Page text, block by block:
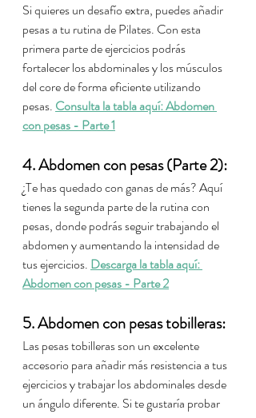
Si quieres un desafío extra, puedes añadir
pesas a tu rutina de Pilates. Con esta
primera parte de ejercicios podrás
fortalecer los abdominales y los músculos
del core de forma eficiente utilizando
pesas. Consulta la tabla aquí: Abdomen
con pesas - Parte 1
4. Abdomen con pesas (Parte 2):
¿Te has quedado con ganas de más? Aquí
tienes la segunda parte de la rutina con
pesas, donde podrás seguir trabajando el
abdomen y aumentando la intensidad de
tus ejercicios. Descarga la tabla aquí:
Abdomen con pesas - Parte 2
5. Abdomen con pesas tobilleras:
Las pesas tobilleras son un excelente
accesorio para añadir más resistencia a tus
ejercicios y trabajar los abdominales desde
un ángulo diferente. Si te gustaría probar